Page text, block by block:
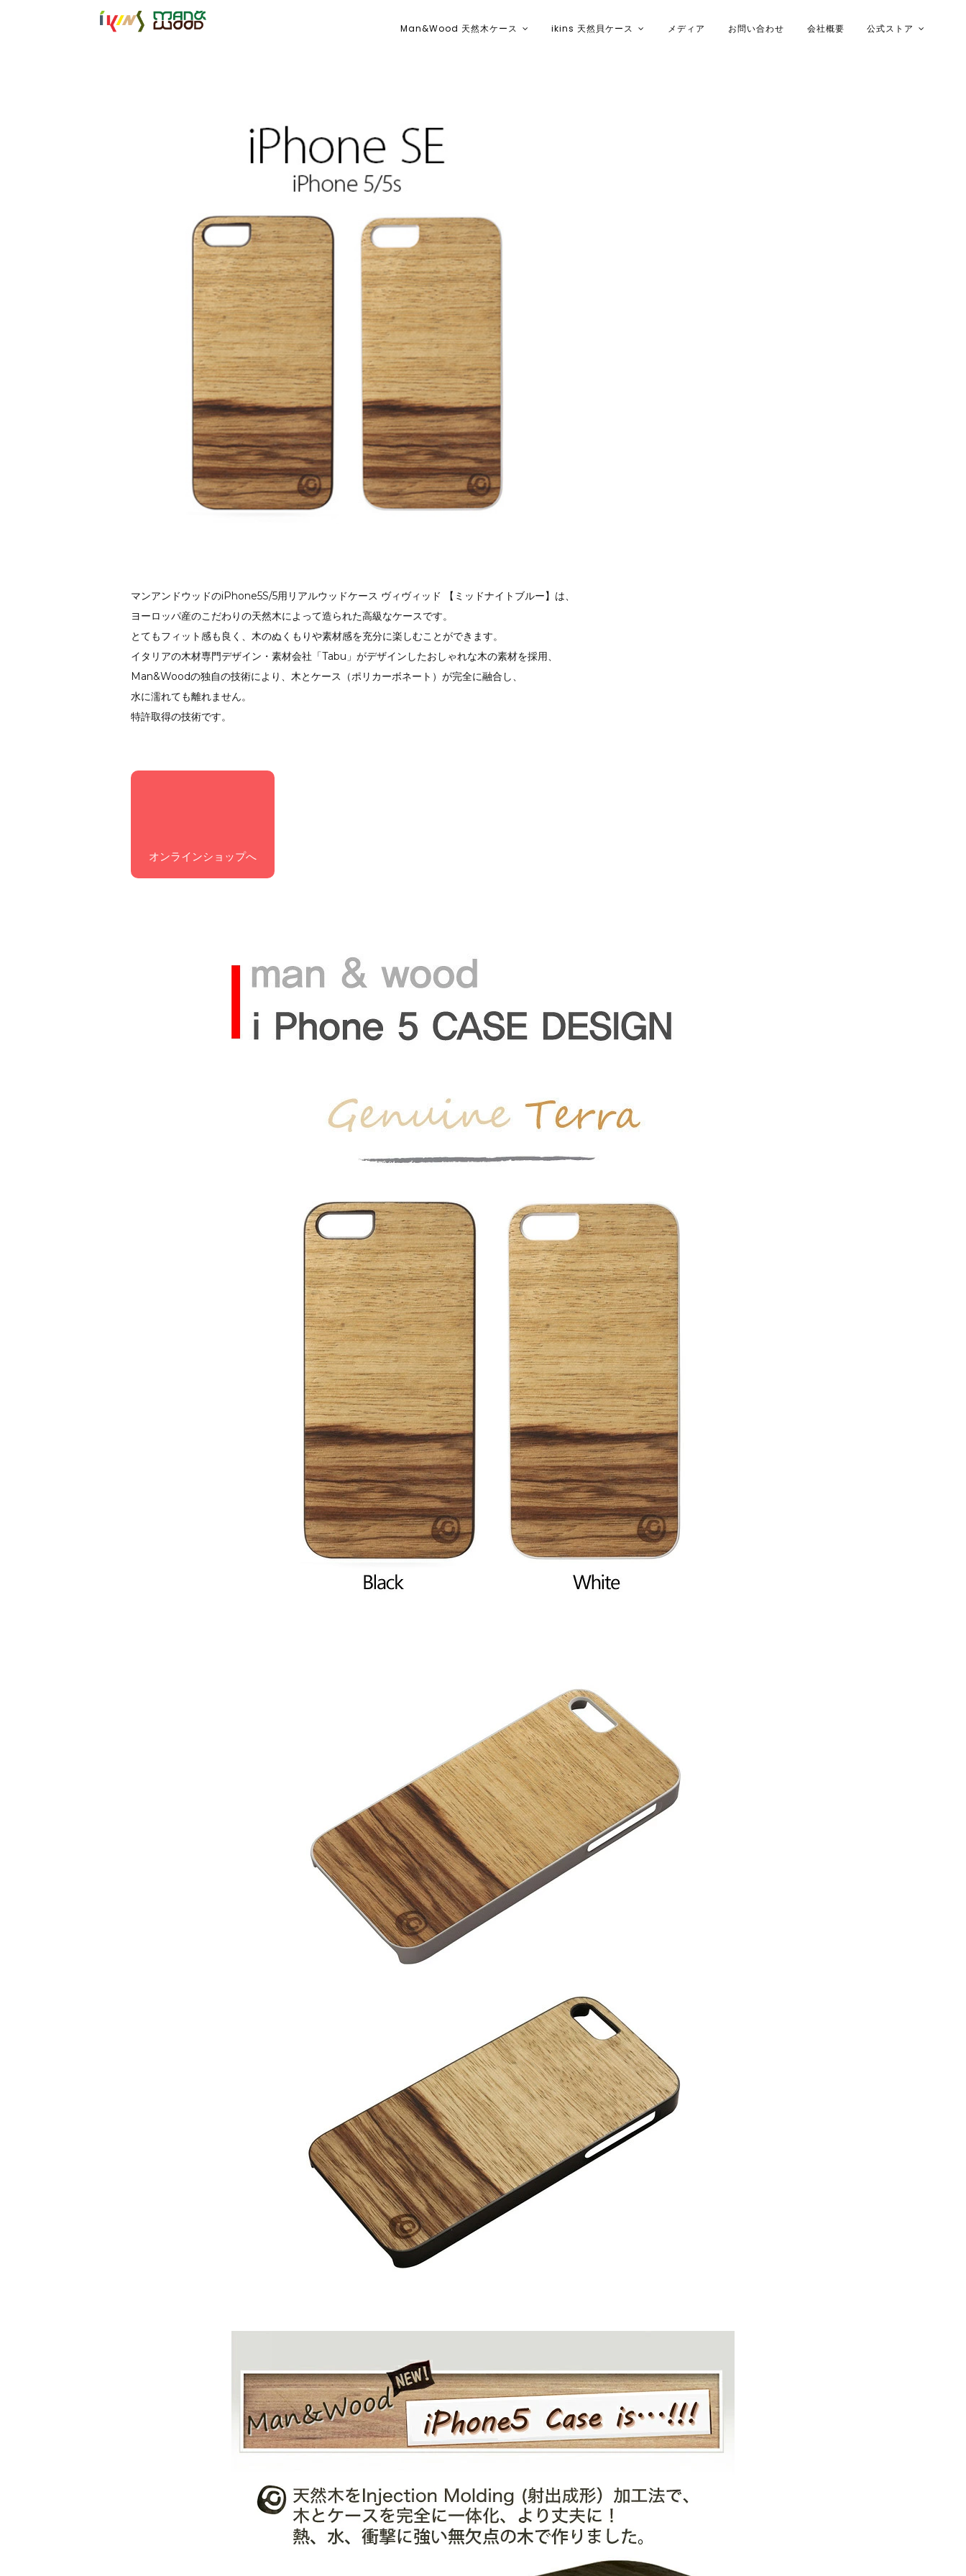
Man&Wood 天然木ケース ikins 天然貝ケース メディア お問い合わせ 会社概要 公式ストア
マンアンドウッドのiPhone5S/5用リアルウッドケース ヴィヴィッド 【ミッドナイトブルー】は、
ヨーロッパ産のこだわりの天然木によって造られた高級なケースです。
とてもフィット感も良く、木のぬくもりや素材感を充分に楽しむことができます。
イタリアの木材専門デザイン・素材会社「Tabu」がデザインしたおしゃれな木の素材を採用、
Man&Woodの独自の技術により、木とケース（ポリカーボネート）が完全に融合し、
水に濡れても離れません。
特許取得の技術です。
オンラインショップへ